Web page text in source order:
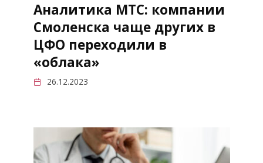
Аналитика МТС: компании
Смоленска чаще других в
ЦФО переходили в
«облака»
26.12.2023